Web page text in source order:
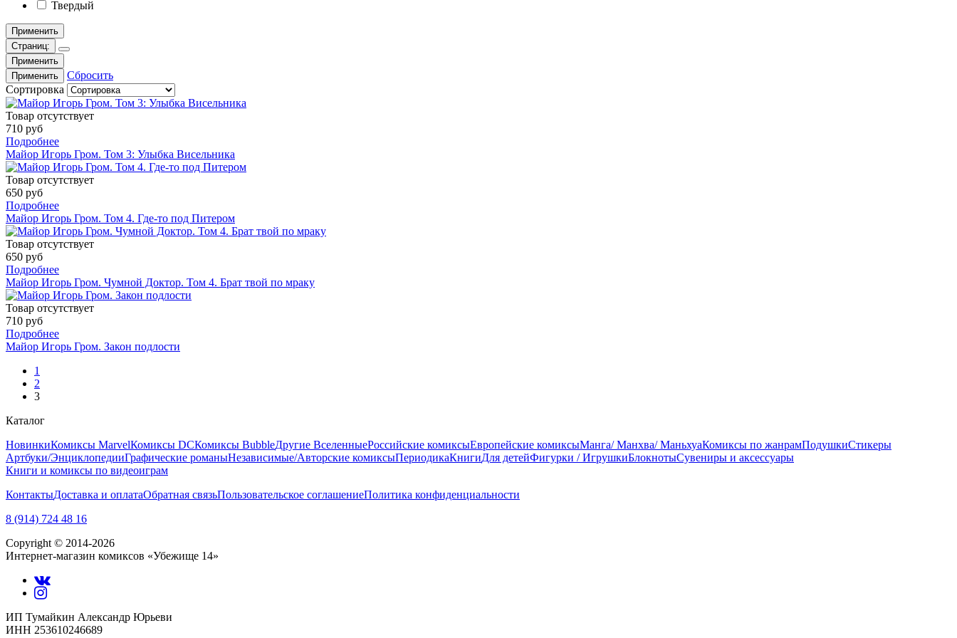
Твердый
Применить
Страниц:
Применить
Применить
Сбросить
Сортировка
Товар отсутствует
710 руб
Подробнее
Майор Игорь Гром. Том 3: Улыбка Висельника
Товар отсутствует
650 руб
Подробнее
Майор Игорь Гром. Том 4. Где-то под Питером
Товар отсутствует
650 руб
Подробнее
Майор Игорь Гром. Чумной Доктор. Том 4. Брат твой по мраку
Товар отсутствует
710 руб
Подробнее
Майор Игорь Гром. Закон подлости
1
2
3
Каталог
НовинкиКомиксы MarvelКомиксы DCКомиксы BubbleДругие ВселенныеРоссийские комиксыЕвропейские комиксыМанга/ Манхва/ МаньхуаКомиксы по жанрамПодушкиСтикеры
Артбуки/ЭнциклопедииГрафические романыНезависимые/Авторские комиксыПериодикаКнигиДля детейФигурки / ИгрушкиБлокнотыСувениры и аксессуары
Книги и комиксы по видеоиграм
КонтактыДоставка и оплатаОбратная связьПользовательское соглашениеПолитика конфиденциальности
8 (914) 724 48 16
Copyright © 2014-2026
Интернет-магазин комиксов «Убежище 14»
ИП Тумайкин Александр Юрьеви
ИНН 253610246689